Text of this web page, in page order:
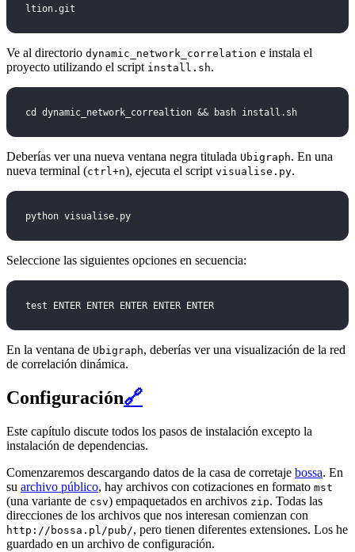
ltion.git
Ve al directorio dynamic_network_correlation e instala el
proyecto utilizando el script install.sh.
cd dynamic_network_correaltion && bash install.sh
Deberías ver una nueva ventana negra titulada Ubigraph. En una
nueva terminal (ctrl+n), ejecuta el script visualise.py.
python visualise.py
Seleccione las siguientes opciones en secuencia:
test ENTER ENTER ENTER ENTER ENTER
En la ventana de Ubigraph, deberías ver una visualización de la red
de correlación dinámica.
Configuración🔗
Este capítulo discute todos los pasos de instalación excepto la
instalación de dependencias.
Comenzaremos descargando datos de la casa de corretaje bossa. En
su archivo público, hay archivos con cotizaciones en formato mst
(una variante de csv) empaquetados en archivos zip. Todas las
direcciones de los archivos que nos interesan comienzan con
http://bossa.pl/pub/, pero tienen diferentes extensiones. Los he
guardado en un archivo de configuración.